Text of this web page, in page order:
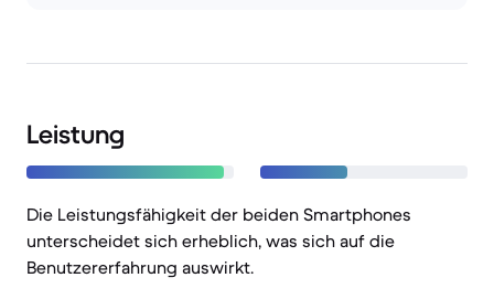
Leistung
Die Leistungsfähigkeit der beiden Smartphones
unterscheidet sich erheblich, was sich auf die
Benutzererfahrung auswirkt.